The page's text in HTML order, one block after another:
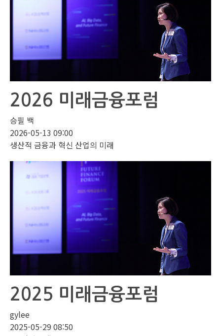
2026 미래금융포럼
승필 백
2026-05-13 09:00
생산적 금융과 혁신 산업의 미래
2025 미래금융포럼
gylee
2025-05-29 08:50